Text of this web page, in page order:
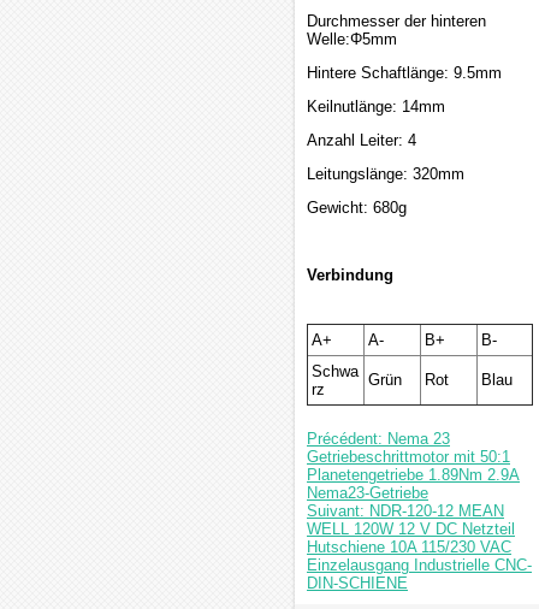
Durchmesser der hinteren
Welle:Φ5mm
Hintere Schaftlänge: 9.5mm
Keilnutlänge: 14mm
Anzahl Leiter: 4
Leitungslänge: 320mm
Gewicht: 680g
Verbindung
A+ A- B+
B-
Schwa
rz
Grün Rot Blau
Précédent: Nema 23
Getriebeschrittmotor mit 50:1
Planetengetriebe 1.89Nm 2.9A
Nema23-Getriebe
Suivant: NDR-120-12 MEAN
WELL 120W 12 V DC Netzteil
Hutschiene 10A 115/230 VAC
Einzelausgang Industrielle CNC-
DIN-SCHIENE